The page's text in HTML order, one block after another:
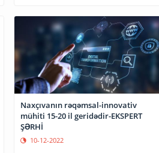
Naxçıvanın rəqəmsal-innovativ
mühiti 15-20 il geridədir-EKSPERT
ŞƏRHİ
10-12-2022